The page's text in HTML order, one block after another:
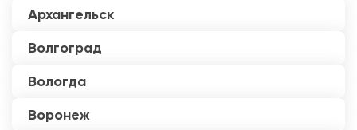
Архангельск
Волгоград
Вологда
Воронеж